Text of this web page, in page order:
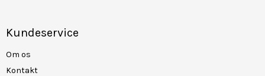
Kundeservice
Om os
Kontakt